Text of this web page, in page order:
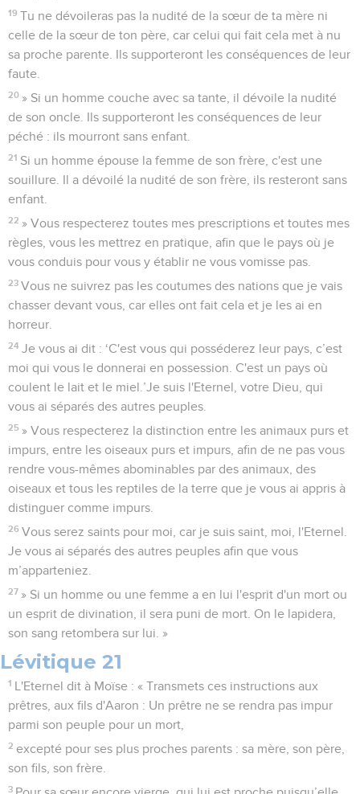
19 Tu ne dévoileras pas la nudité de la sœur de ta mère ni
celle de la sœur de ton père, car celui qui fait cela met à nu
sa proche parente. Ils supporteront les conséquences de leur
faute.
20 » Si un homme couche avec sa tante, il dévoile la nudité
de son oncle. Ils supporteront les conséquences de leur
péché : ils mourront sans enfant.
21 Si un homme épouse la femme de son frère, c'est une
souillure. Il a dévoilé la nudité de son frère, ils resteront sans
enfant.
22 » Vous respecterez toutes mes prescriptions et toutes mes
règles, vous les mettrez en pratique, afin que le pays où je
vous conduis pour vous y établir ne vous vomisse pas.
23 Vous ne suivrez pas les coutumes des nations que je vais
chasser devant vous, car elles ont fait cela et je les ai en
horreur.
24 Je vous ai dit : ‘C'est vous qui posséderez leur pays, c’est
moi qui vous le donnerai en possession. C'est un pays où
coulent le lait et le miel.’Je suis l'Eternel, votre Dieu, qui
vous ai séparés des autres peuples.
25 » Vous respecterez la distinction entre les animaux purs et
impurs, entre les oiseaux purs et impurs, afin de ne pas vous
rendre vous-mêmes abominables par des animaux, des
oiseaux et tous les reptiles de la terre que je vous ai appris à
distinguer comme impurs.
26 Vous serez saints pour moi, car je suis saint, moi, l'Eternel.
Je vous ai séparés des autres peuples afin que vous
m’apparteniez.
27 » Si un homme ou une femme a en lui l'esprit d'un mort ou
un esprit de divination, il sera puni de mort. On le lapidera,
son sang retombera sur lui. »
Lévitique 21
1
L'Eternel dit à Moïse : « Transmets ces instructions aux
prêtres, aux fils d'Aaron : Un prêtre ne se rendra pas impur
parmi son peuple pour un mort,
2 excepté pour ses plus proches parents : sa mère, son père,
son fils, son frère.
3